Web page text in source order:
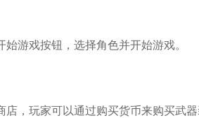
游戏按钮，选择角色并开始游戏。
，玩家可以通过购买货币来购买武器